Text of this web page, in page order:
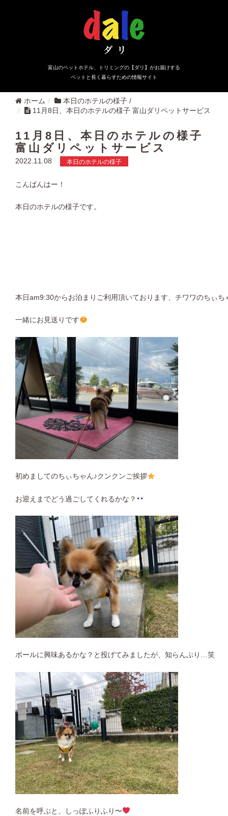
富山のペットホテル、トリミングの【ダリ】がお届けする
ペットと長く暮らすための情報サイト
ホーム 本日のホテルの様子 /
11月8日、本日のホテルの様子 富山ダリペットサービス
11月8日、本日のホテルの様子
富山ダリペットサービス
2022.11.08 本日のホテルの様子
こんばんはー！
本日のホテルの様子です。
本日am9:30からお泊まりご利用頂いております、チワワのちぃち
一緒にお見送りです
初めましてのちぃちゃん♪クンクンご挨拶
お迎えまでどう過ごしてくれるかな？
ボールに興味あるかな？と投げてみましたが、知らんぷり…笑
名前を呼ぶと、しっぽふりふり〜